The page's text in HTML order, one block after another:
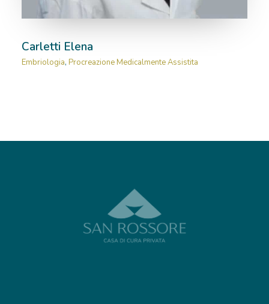
Carletti Elena
Embriologia, Procreazione Medicalmente Assistita